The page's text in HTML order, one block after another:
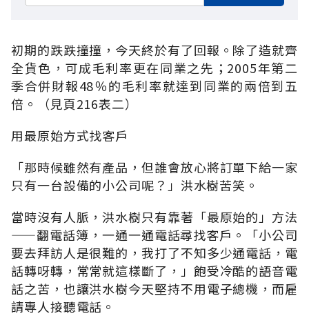
初期的跌跌撞撞，今天終於有了回報。除了造就齊
全貨色，可成毛利率更在同業之先；2005年第二
季合併財報48％的毛利率就達到同業的兩倍到五
倍。（見頁216表二）
用最原始方式找客戶
「那時候雖然有產品，但誰會放心將訂單下給一家
只有一台設備的小公司呢？」洪水樹苦笑。
當時沒有人脈，洪水樹只有靠著「最原始的」方法
——翻電話簿，一通一通電話尋找客戶。「小公司
要去拜訪人是很難的，我打了不知多少通電話，電
話轉呀轉，常常就這樣斷了，」飽受冷酷的語音電
話之苦，也讓洪水樹今天堅持不用電子總機，而雇
請專人接聽電話。